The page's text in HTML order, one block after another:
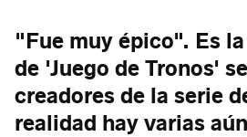
"Fue muy épico". Es
de 'Juego de Tronos'
creadores de la serie
realidad hay varias